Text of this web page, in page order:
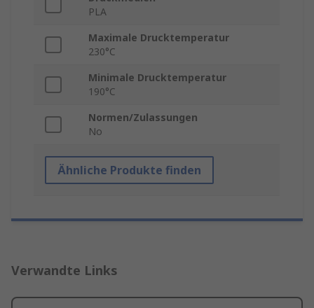
PLA
Maximale Drucktemperatur
230°C
Minimale Drucktemperatur
190°C
Normen/Zulassungen
No
Ähnliche Produkte finden
Verwandte Links